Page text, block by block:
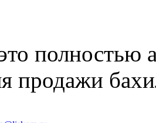
полностью
продажи